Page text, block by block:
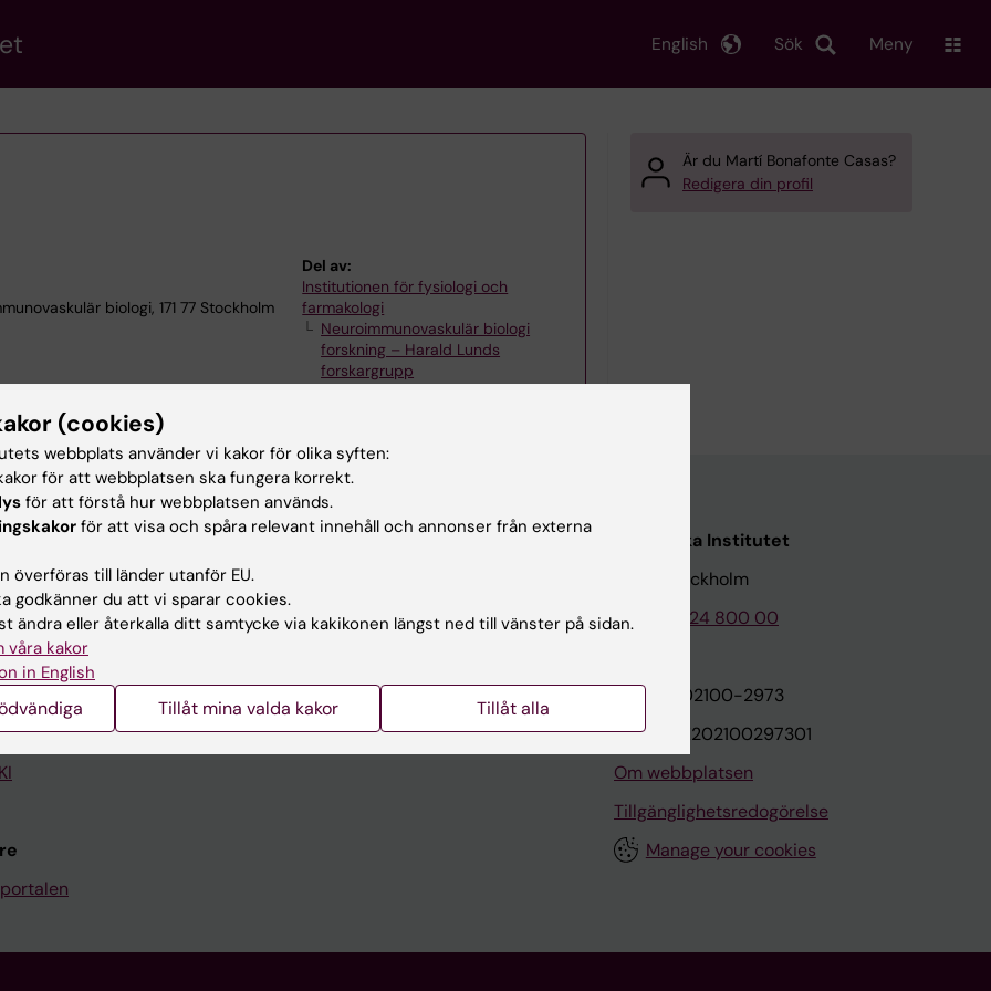
Sök
English Meny
biologi, 171 77 Stockholm
Del av:
Institutionen för fysiologi och
farmakologi
Neuroimmunovaskulär biologi
forskning – Harald Lunds
forskargrupp
Är du Martí Bonafonte Casas?
Redigera din profil
Kontakta och besök KI
Stöd forskning och utbildning
Karolinska Institutet Innovation
Kontakta presstjänsten
Karolinska Institutet
171 77 Stockholm
Tel: 08-524 800 00
Org.nr: 202100-2973
VAT.nr: SE202100297301
Om webbplatsen
Tillgänglighetsredogörelse
Manage your cookies
(cookies)
webbplats använder vi kakor för olika syften:
för att webbplatsen ska fungera korrekt.
för att förstå hur webbplatsen används.
för att visa och spåra relevant innehåll och annonser från externa
överföras till länder utanför EU.
godkänner du att vi sparar cookies.
ändra eller återkalla ditt samtycke via kakikonen längst ned till vänster på sidan.
våra kakor
in English
Tillåt mina valda kakor Tillåt alla